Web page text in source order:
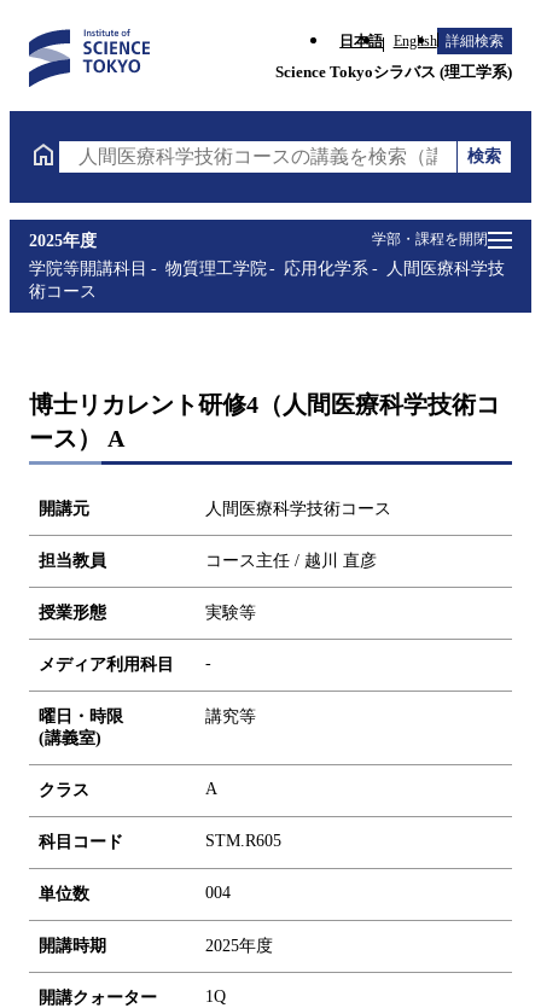
日本語 English 詳細検索
Science Tokyoシラバス (理工学系)
人間医療科学技術コースの講義を検索（講義名・科
検索
学部・課程を開閉
2025年度
学院等開講科目
物質理工学院 応用化学系
人間医療科学技
術コース
博士リカレント研修4（人間医療科学技術コ
ース） A
開講元 人間医療科学技術コース
担当教員 コース主任 / 越川 直彦
授業形態 実験等
メディア利用科目 -
曜日・時限
(講義室)
講究等
クラス A
科目コード STM.R605
単位数 004
開講時期 2025年度
開講クォーター 1Q